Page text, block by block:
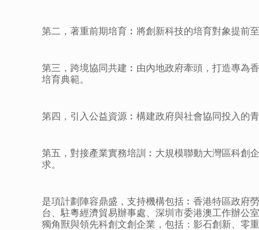
第二，著重前期培育︰將創新科技的培育對象提前
第三，跨境協同共建︰由內地政府牽頭，打造專為
培育典範。
第四，引入公益資源︰構建政府與社會協同投入的青
第五，對接產業實務培訓︰大規模聯動大灣區科創
求。
是項計劃陣容鼎盛，支持機構包括︰香港特區政府
台、駐粵經濟貿易辦事處、深圳市委港澳工作辦公
獨角獸與領先科創文創企業，包括：影石創新、零